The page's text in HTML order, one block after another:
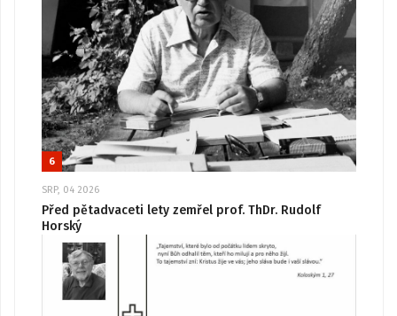
6
SRP, 04 2026
Před pětadvaceti lety zemřel prof. ThDr. Rudolf
Horský